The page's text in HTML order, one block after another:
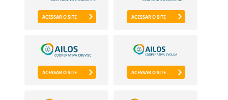
ACESSAR O SITE ACESSAR O SITE
ACESSAR O SITE ACESSAR O SITE